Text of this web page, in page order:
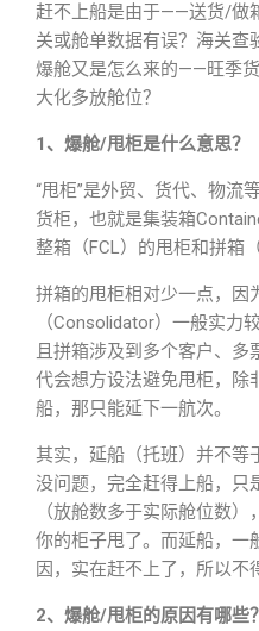
赶不上船是由于——送货/做
关或舱单数据有误？海关查
爆舱又是怎么来的——旺季
大化多放舱位？
1、爆舱/甩柜是什么意思？
“甩柜”是外贸、货代、物流
货柜，也就是集装箱
整箱（FCL）的甩柜和拼箱
拼箱的甩柜相对少一点，因
（Consolidator）一般实力
且拼箱涉及到多个客户、
代会想方设法避免甩柜，除
船，那只能延下一航次。
其实，延船（托班）并不等
没问题，完全赶得上船，只
（放舱数多于实际舱位数
你的柜子甩了。而延船，一
因，实在赶不上了，所以不
2、爆舱/甩柜的原因有哪些？